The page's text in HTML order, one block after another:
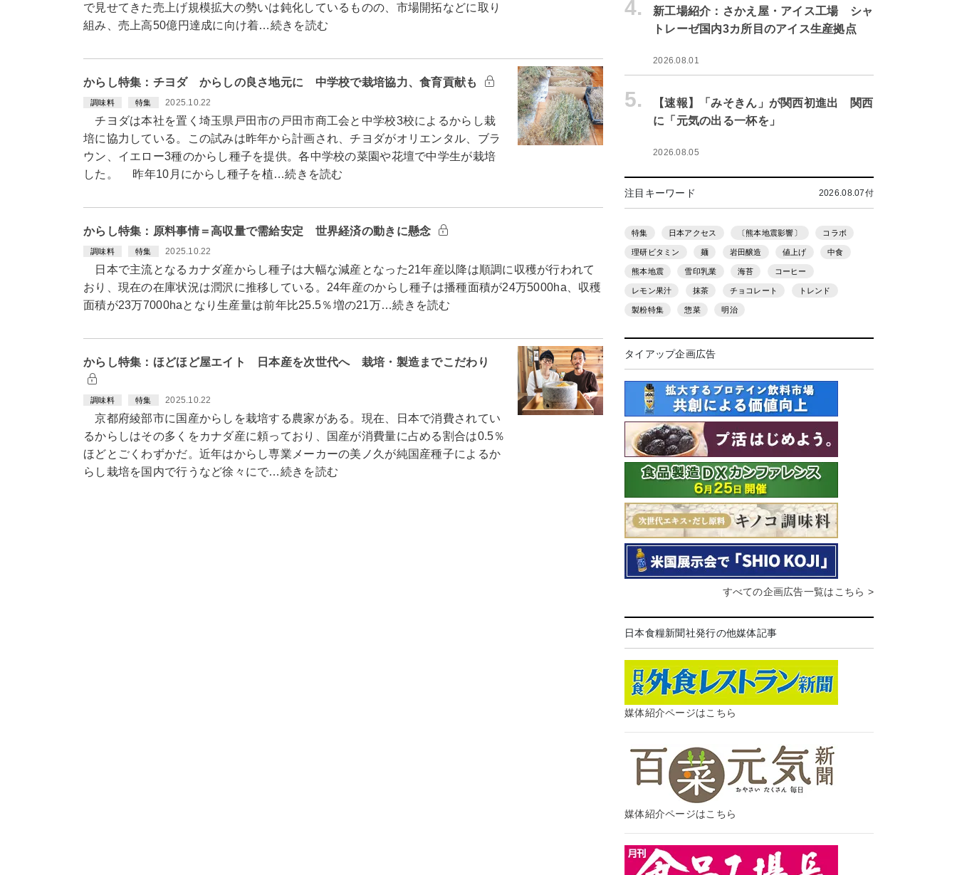
で見せてきた売上げ規模拡大の勢いは鈍化しているものの、市場開拓などに取り
組み、売上高50億円達成に向け着…続きを読む
からし特集：チヨダ からしの良さ地元に 中学校で栽培協力、食育貢献も
調味料 特集 2025.10.22
チヨダは本社を置く埼玉県戸田市の戸田市商工会と中学校3校によるからし栽
培に協力している。この試みは昨年から計画され、チヨダがオリエンタル、ブラ
ウン、イエロー3種のからし種子を提供。各中学校の菜園や花壇で中学生が栽培
した。 昨年10月にからし種子を植…続きを読む
からし特集：原料事情＝高収量で需給安定 世界経済の動きに懸念
調味料 特集 2025.10.22
日本で主流となるカナダ産からし種子は大幅な減産となった21年産以降は順調に収穫が行われて
おり、現在の在庫状況は潤沢に推移している。24年産のからし種子は播種面積が24万5000ha、収穫
面積が23万7000haとなり生産量は前年比25.5％増の21万…続きを読む
からし特集：ほどほど屋エイト 日本産を次世代へ 栽培・製造までこだわり
調味料 特集 2025.10.22
京都府綾部市に国産からしを栽培する農家がある。現在、日本で消費されてい
るからしはその多くをカナダ産に頼っており、国産が消費量に占める割合は0.5％
ほどとごくわずかだ。近年はからし専業メーカーの美ノ久が純国産種子によるか
らし栽培を国内で行うなど徐々にで…続きを読む
4.
新工場紹介：さかえ屋・アイス工場 シャ
トレーゼ国内3カ所目のアイス生産拠点
2026.08.01
5.
【速報】「みそきん」が関西初進出 関西
に「元気の出る一杯を」
2026.08.05
注目キーワード 2026.08.07付
特集 日本アクセス 〔熊本地震影響〕 コラボ
理研ビタミン 麺 岩田醸造 値上げ 中食
熊本地震 雪印乳業 海苔 コーヒー
レモン果汁 抹茶 チョコレート トレンド
製粉特集 惣菜 明治
タイアップ企画広告
すべての企画広告一覧はこちら >
日本食糧新聞社発行の他媒体記事
媒体紹介ページはこちら
媒体紹介ページはこちら